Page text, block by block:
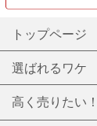
トップページ
選ばれるワケ
高く売りたい！